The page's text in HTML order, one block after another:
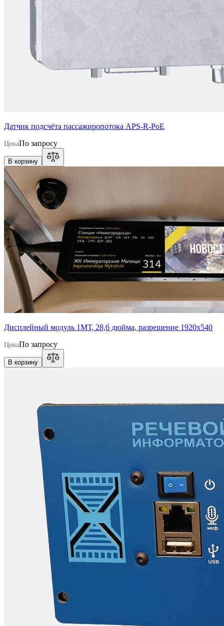
Датчик подсчёта пассажиропотока APS-R-PoE
ЦенаПо запросу
В корзину
Дисплейный модуль 1МТ, 28,6 дюйма, разрешение 1920х540
ЦенаПо запросу
В корзину